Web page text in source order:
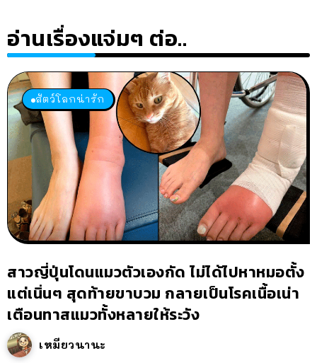
อ่านเรื่องแจ่มๆ ต่อ..
สัตว์โลกน่ารัก
สาวญี่ปุ่นโดนแมวตัวเองกัด ไม่ได้ไปหาหมอตั้ง
แต่เนิ่นๆ สุดท้ายขาบวม กลายเป็นโรคเนื้อเน่า
เตือนทาสแมวทั้งหลายให้ระวัง
เหมียวนานะ